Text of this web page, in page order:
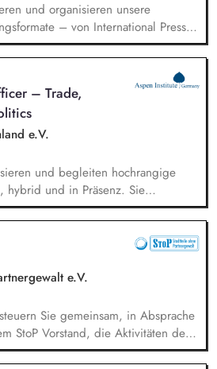
und organisieren unsere
– von International Press
Discussions und Aspen Fireside
Formaten wie der Aspen
Gala und neuen
Sie identifizieren aktuelle politische
Referentinnen sowie
Politik, Wirtschaft, Wissenschaft,
– Trade,
e.V.
und begleiten hochrangige
und in Präsenz. Sie
in den Bereichen
und wirtschaftliche
für Veranstaltungen,
und politische
und gewinnen
aus Politik,
und Zivilgesellschaft.
e.V.
Sie gemeinsam, in Absprache
StoP Vorstand, die Aktivitäten der
Einzelnen bedeutet das: